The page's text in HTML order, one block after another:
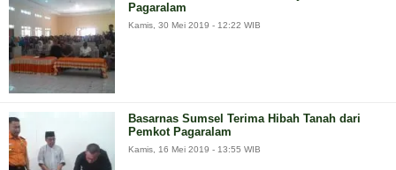
Pagaralam
Kamis, 30 Mei 2019 - 12:22 WIB
Basarnas Sumsel Terima Hibah Tanah dari
Pemkot Pagaralam
Kamis, 16 Mei 2019 - 13:55 WIB